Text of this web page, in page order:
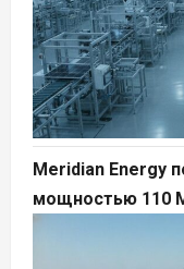
Meridian Energy
мощностью 110